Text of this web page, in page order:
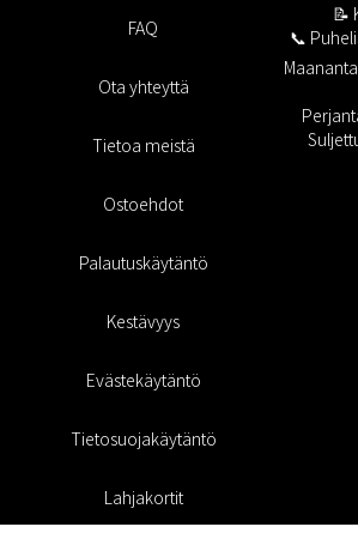
FAQ
Ota yhteyttä
Tietoa meistä
Ostoehdot
Palautuskäytäntö
Kestävyys
Evästekäytäntö
Tietosuojakäytäntö
Lahjakortit
📝
📞